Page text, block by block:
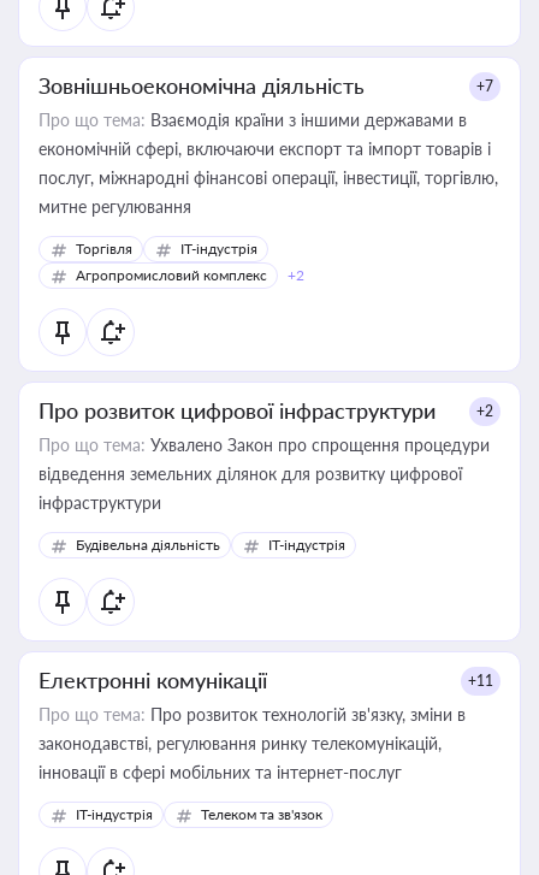
Зовнішньоекономічна діяльність +7
Про що тема: Взаємодія країни з іншими державами в
економічній сфері, включаючи експорт та імпорт товарів і
послуг, міжнародні фінансові операції, інвестиції, торгівлю,
митне регулювання
Торгівля
IT-індустрія
Агропромисловий комплекс
+2
Про розвиток цифрової інфраструктури +2
Про що тема: Ухвалено Закон про спрощення процедури
відведення земельних ділянок для розвитку цифрової
інфраструктури
Будівельна діяльність IT-індустрія
Електронні комунікації +11
Про що тема: Про розвиток технологій зв'язку, зміни в
законодавстві, регулювання ринку телекомунікацій,
інновації в сфері мобільних та інтернет-послуг
IT-індустрія Телеком та зв'язок